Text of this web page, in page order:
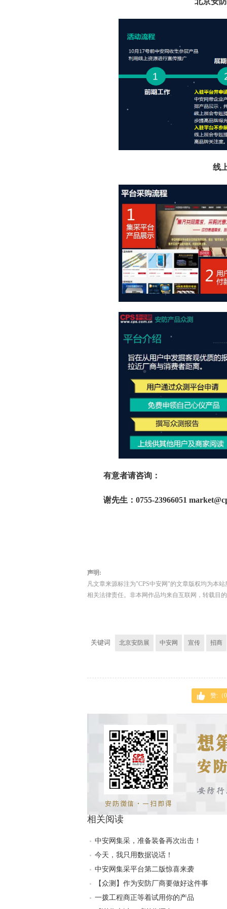
线
有意者请咨询：
谢先生：0755-23966051
声明:
凡文章来源标注为"CPS中安网"的文章版权均为本
相关法律责任。非本网作品均来自互联网，转载目
关键词 北京安防展 中安网 宣传 招商
赞:（0
相关阅读
中安网集采，准备装备再次出击！
今天，我只用数据说话！
中安网集采平台第二版惊喜来袭
【众测】作为安防厂商要做好这件事
一拨工程商正等着试用你的产品